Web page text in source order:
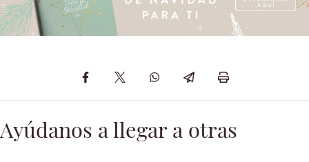
Ayúdanos a llegar a otras